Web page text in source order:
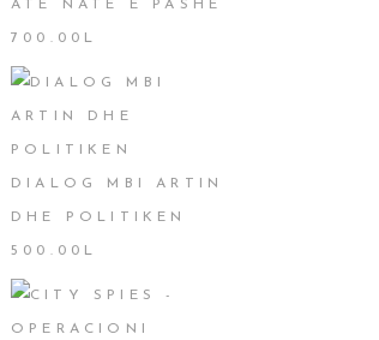
ATË NATË E PASHË
700.00 L
DIALOG MBI ARTIN
DHE POLITIKEN
500.00 L